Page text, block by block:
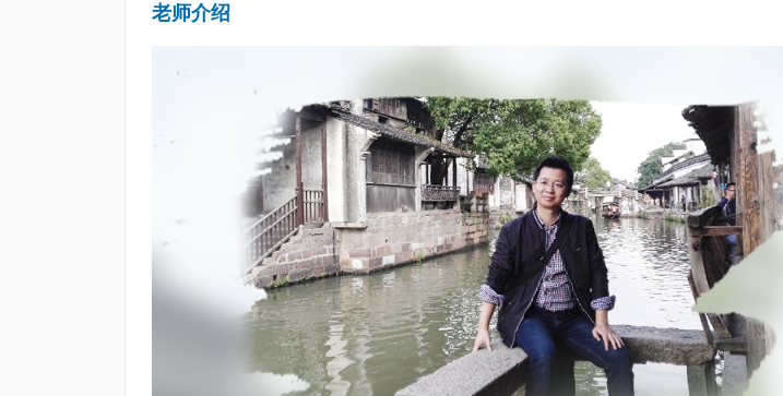
老师介绍